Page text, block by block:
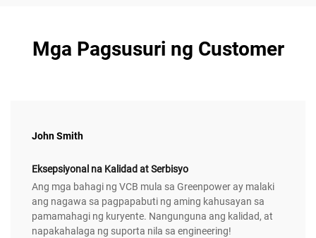
Mga Pagsusuri ng Customer
John Smith
Eksepsiyonal na Kalidad at Serbisyo
Ang mga bahagi ng VCB mula sa Greenpower ay malaki
ang nagawa sa pagpapabuti ng aming kahusayan sa
pamamahagi ng kuryente. Nangunguna ang kalidad, at
napakahalaga ng suporta nila sa engineering!